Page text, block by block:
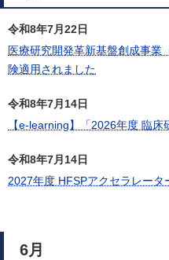
令和8年7月22日
医療研究開発革新基盤創成事業
険適用されました
令和8年7月14日
【e-learning】「2026年度 臨
令和8年7月14日
2027年度 HFSPアクセラレータ
6月